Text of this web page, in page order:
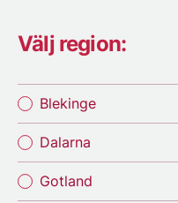
Välj region:
Blekinge
Dalarna
Gotland